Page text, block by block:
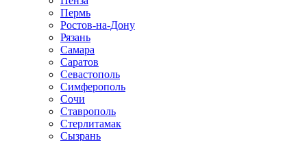
Пермь
Ростов-на-Дону
Рязань
Самара
Саратов
Севастополь
Симферополь
Сочи
Ставрополь
Стерлитамак
Сызрань